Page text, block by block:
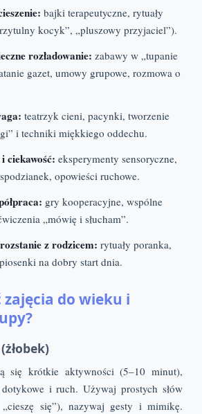
bajki terapeutyczne, rytuały
kocyk”, „pluszowy przyjaciel”).
rozładowanie: zabawy w „tupanie
gazet, umowy grupowe, rozmowa o
teatrzyk cieni, pacynki, tworzenie
i techniki miękkiego oddechu.
ciekawość: eksperymenty sensoryczne,
opowieści ruchowe.
gry kooperacyjne, wspólne
„mówię i słucham”.
z rodzicem: rytuały poranka,
na dobry start dnia.
zajęcia do wieku i
się krótkie aktywności (5–10 minut),
i ruch. Używaj prostych słów
się”), nazywaj gesty i mimikę.